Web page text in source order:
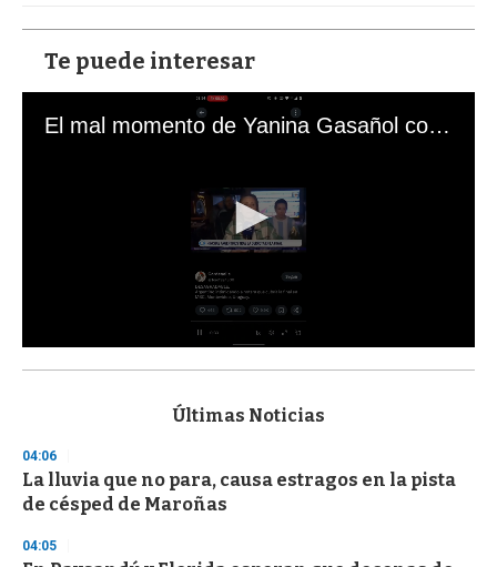
Te puede interesar
El mal momento de Yanina Gasañol con un hincha argentino en "Subrayado"
s
d
s
o
f
3
Últimas Noticias
04:06
La lluvia que no para, causa estragos en la pista
de césped de Maroñas
04:05